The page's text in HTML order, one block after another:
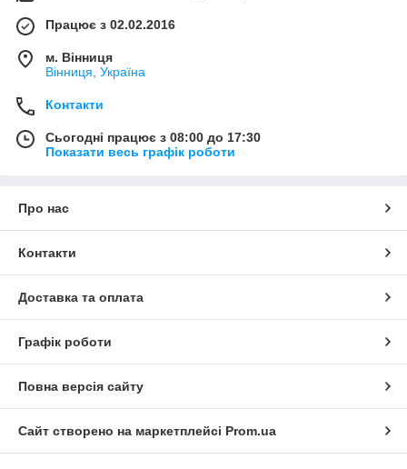
Працює з 02.02.2016
м. Вінниця
Вінниця, Україна
Контакти
Сьогодні працює з 08:00 до 17:30
Показати весь графік роботи
Про нас
Контакти
Доставка та оплата
Графік роботи
Повна версія сайту
Сайт створено на маркетплейсі Prom.ua